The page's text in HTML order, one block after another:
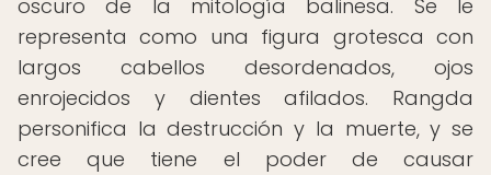
oscuro de la mitología balinesa. Se le
representa como una figura grotesca con
largos cabellos desordenados, ojos
enrojecidos y dientes afilados. Rangda
personifica la destrucción y la muerte, y se
cree que tiene el poder de causar